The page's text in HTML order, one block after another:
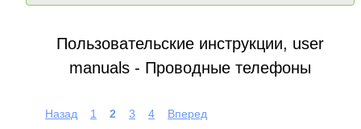
Пользовательские инструкции, user
manuals - Проводные телефоны
Назад 1 2 3 4 Вперед